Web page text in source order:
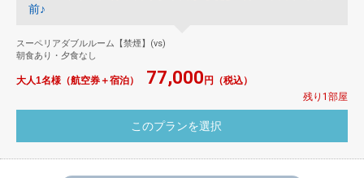
前♪
スーペリアダブルルーム【禁煙】(vs)
朝食あり・夕食なし
大人1名様（航空券＋宿泊） 77,000 円（税込）
残り1部屋